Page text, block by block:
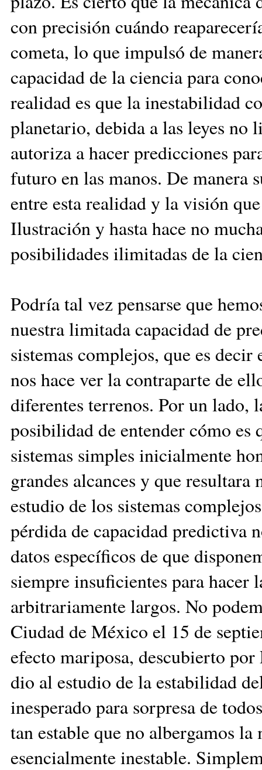
con precisión cuándo
cometa, lo que impulsó de
capacidad de la ciencia para
realidad es que la inestabilidad
planetario, debida a las leyes no
autoriza a hacer predicciones
futuro en las manos. De manera
entre esta realidad y la visión
Ilustración y hasta hace no
posibilidades ilimitadas de la
Podría tal vez pensarse que
nuestra limitada capacidad de
sistemas complejos, que es
nos hace ver la contraparte de
diferentes terrenos. Por un lado,
posibilidad de entender cómo es
sistemas simples inicialmente
grandes alcances y que
estudio de los sistemas
pérdida de capacidad predictiva
datos específicos de que
siempre insuficientes para hacer
arbitrariamente largos. No
Ciudad de México el 15 de
efecto mariposa, descubierto por
dio al estudio de la estabilidad
inesperado para sorpresa de
tan estable que no albergamos
esencialmente inestable.